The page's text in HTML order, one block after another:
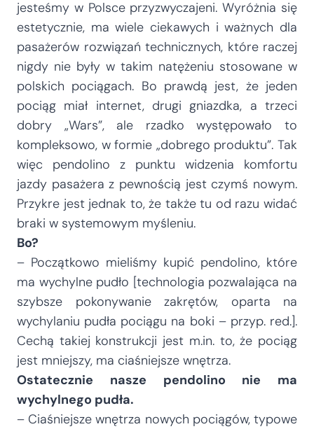
jesteśmy w Polsce przyzwyczajeni. Wyróżnia się
estetycznie, ma wiele ciekawych i ważnych dla
pasażerów rozwiązań technicznych, które raczej
nigdy nie były w takim natężeniu stosowane w
polskich pociągach. Bo prawdą jest, że jeden
pociąg miał internet, drugi gniazdka, a trzeci
dobry „Wars”, ale rzadko występowało to
kompleksowo, w formie „dobrego produktu”. Tak
więc pendolino z punktu widzenia komfortu
jazdy pasażera z pewnością jest czymś nowym.
Przykre jest jednak to, że także tu od razu widać
braki w systemowym myśleniu.
Bo?
– Początkowo mieliśmy kupić pendolino, które
ma wychylne pudło [technologia pozwalająca na
szybsze pokonywanie zakrętów, oparta na
wychylaniu pudła pociągu na boki – przyp. red.].
Cechą takiej konstrukcji jest m.in. to, że pociąg
jest mniejszy, ma ciaśniejsze wnętrza.
Ostatecznie nasze pendolino nie ma
wychylnego pudła.
– Ciaśniejsze wnętrza nowych pociągów, typowe